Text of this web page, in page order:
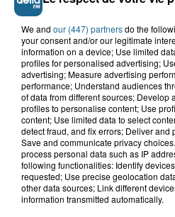
A GAGNER
We and our (447) partnersdo the
your consent and/or our legitimate
information on a device; Use limited
profiles for personalised advertising;
advertising; Measure advertising
performance; Understand audiences
of data from different sources; Develop
profiles to personalise content; Use
content; Use limited data to select
detect fraud, and fix errors; Deliver
Save and communicate privacy
process personal data such as IP
following functionalities: Identify
requested; Use precise geolocation
other data sources; Link different
information transmitted automatically.